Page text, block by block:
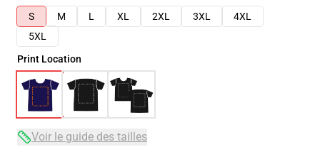
S
M L XL 2XL 3XL
4XL
5XL
Print Location
Voir le guide des tailles